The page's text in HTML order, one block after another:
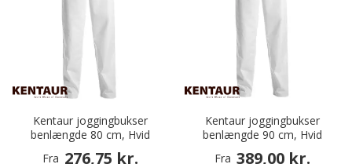
Kentaur joggingbukser
benlængde 80 cm, Hvid
Fra 276,75 kr.
Kentaur joggingbukser
benlængde 90 cm, Hvid
Fra 389,00 kr.